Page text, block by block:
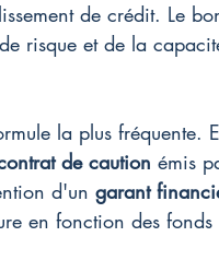
de crédit. Le
risque et de la
la plus fréquente.
de caution émis
d'un garant
en fonction des fonds